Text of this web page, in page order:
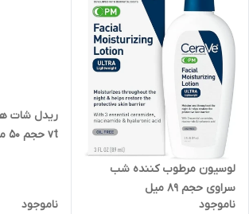
لوسیون مرطوب کننده شب
سراوی حجم 89 میل
ناموجود
vt حجم 50 میل
ناموجود